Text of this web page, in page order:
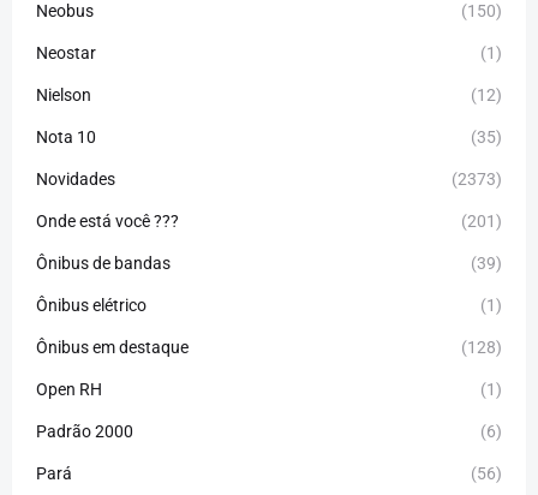
Neobus (150)
Neostar (1)
Nielson (12)
Nota 10 (35)
Novidades (2373)
Onde está você ??? (201)
Ônibus de bandas (39)
Ônibus elétrico (1)
Ônibus em destaque (128)
Open RH (1)
Padrão 2000 (6)
Pará (56)